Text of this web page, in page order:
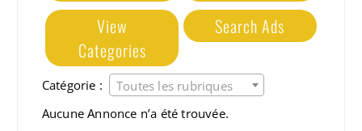
View
Categories
Search Ads
Catégorie :
Toutes les rubriques
Aucune Annonce n’a été trouvée.